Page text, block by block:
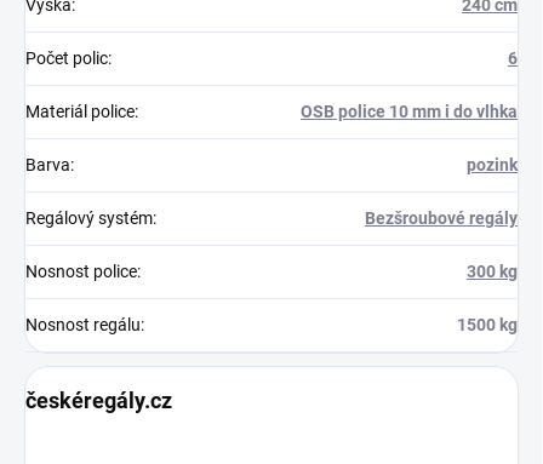
Výška: 240 cm
Počet polic: 6
Materiál police: OSB police 10 mm i do vlhka
Barva: pozink
Regálový systém: Bezšroubové regály
Nosnost police: 300 kg
Nosnost regálu: 1500 kg
českéregály.cz